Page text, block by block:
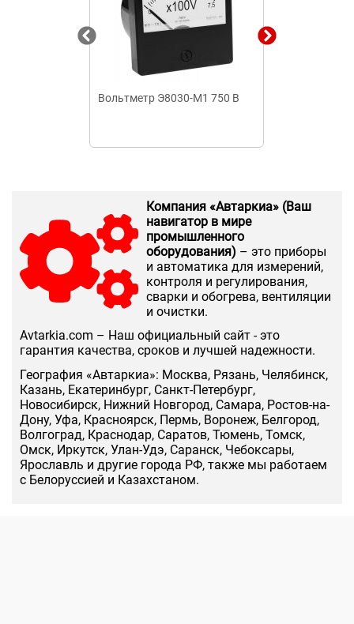
Вольтметр Э8030-М1 750 В
Компания «Автаркиа» (Ваш
навигатор в мире
промышленного
оборудования) – это приборы
и автоматика для измерений,
контроля и регулирования,
сварки и обогрева, вентиляции
и очистки.
Аvtarkia.com – Наш официальный сайт - это
гарантия качества, сроков и лучшей надежности.
География «Автаркиа»: Москва, Рязань, Челябинск,
Казань, Екатеринбург, Санкт-Петербург,
Новосибирск, Нижний Новгород, Самара, Ростов-на-
Дону, Уфа, Красноярск, Пермь, Воронеж, Белгород,
Волгоград, Краснодар, Саратов, Тюмень, Томск,
Омск, Иркутск, Улан-Удэ, Саранск, Чебоксары,
Ярославль и другие города РФ, также мы работаем
с Белоруссией и Казахстаном.